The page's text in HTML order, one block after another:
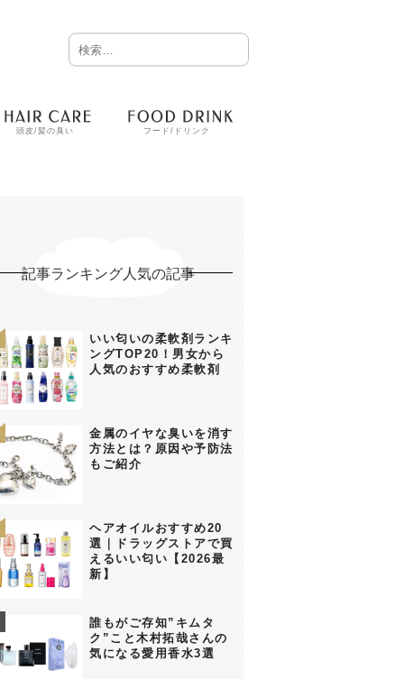
頭皮/髪の臭い フード/ドリンク
記事ランキング人気の記事
いい匂いの柔軟剤ランキ
ングTOP20！男女から
人気のおすすめ柔軟剤
金属のイヤな臭いを消す
方法とは？原因や予防法
もご紹介
ヘアオイルおすすめ20
選｜ドラッグストアで買
えるいい匂い【2026最
新】
誰もがご存知”キムタ
ク”こと木村拓哉さんの
気になる愛用香水3選